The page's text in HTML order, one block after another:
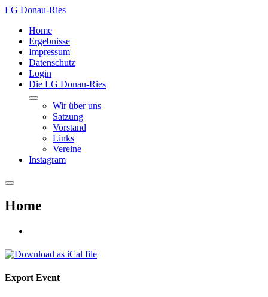
LG Donau-Ries
Home
Ergebnisse
Impressum
Datenschutz
Login
Die LG Donau-Ries
Wir über uns
Satzung
Vorstand
Links
Vereine
Instagram
Home
Export Event